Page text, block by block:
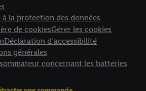
la protection des données
de cookiesGérer les cookies
Déclaration d’accessibilité
générales
concernant les batteries